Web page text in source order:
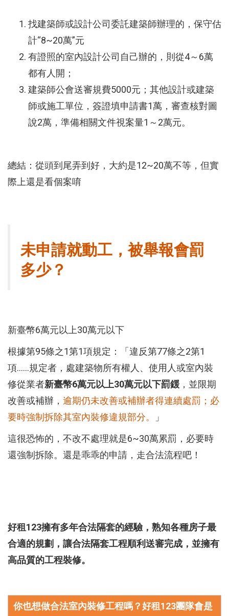
找建築師或設計公司委託建築師辦理的，保守估
計“8~20萬”元
有證照的室內設計公司自己辦的，則從4～6萬
都有人開；
建築師公會送審規費5000元；其他設計或建築
師或施工單位，簽證填申請書1萬，審查核對圖
說2萬，準備相關文件視案量1～2萬元。
總結：從頭到尾弄到好，大約是12~20萬不等，但實
際上還是看個案唷
未申請就動工，被舉報會罰
多少？
新臺幣6萬元以上30萬元以下
根據第95條之1第1項規定：「違反第77條之2第1
項……規定者，處建築物所有權人、使用人或室內裝
修從業者新臺幣6萬元以上30萬元以下罰鍰 ，並限期
改善或補辦， 逾期仍未改善或補辦者得連續處罰；必
要時強制拆除其室內裝修違規部分。
」
這很恐怖的，不改不處理就是6~30萬累罰，必要時
還強制拆除。還是乖乖的申請，走合法流程吧！
好租123擁有多年合法隔套的經驗，熟知各種房子最
合適的規劃，讓合法隔套工程順利送審完成，並擁有
高品質的工程裝修。
你也想做合法室內裝修工程嗎？好租123團隊會是